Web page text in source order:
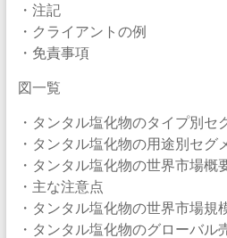
・注記
・クライアントの例
・免責事項
図一覧
・タンタル塩化物のタイプ別セ
・タンタル塩化物の用途別セグ
・タンタル塩化物の世界市場概
・主な注意点
・タンタル塩化物の世界市場規
・タンタル塩化物のグローバ